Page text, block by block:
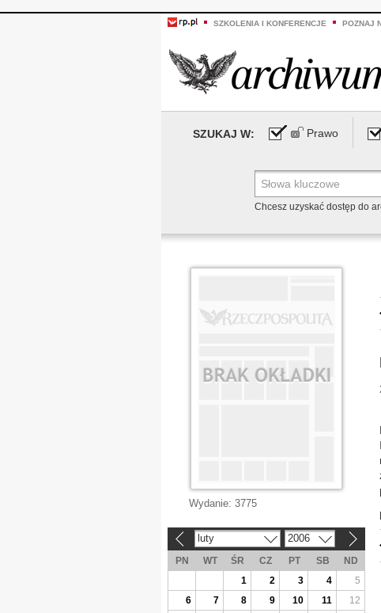
SZKOLENIA I KONFERENCJE POZNAJ
SZUKAJ W: Prawo
Chcesz uzyskać dostęp do
Wydanie: 3775
luty 2006
PN WT ŚR CZ PT SB
ND
1
2 3 4
5
6
7 8 9 10 11
12